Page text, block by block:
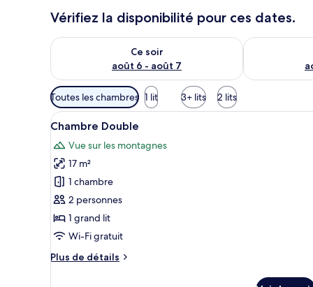
Vérifiez la disponibilité pour ces dates.
Ce soir
août 6 - août 7
Vérifier la disponibilité pour ce soir août 6 - août 7
Vérifier la
Filtres
disponibles
pour
chambres
Toutes les chambres 1 lit 3+ lits 2 lits
Afficher
toutes
les
photos
pour
ce
type
de
chambre :
Chambre
Une chambre d’hôtel
3
Chambre Double
Vue sur les montagnes
17 m²
1 chambre
2 personnes
1 grand lit
Wi-Fi gratuit
Plus de détails
Plus